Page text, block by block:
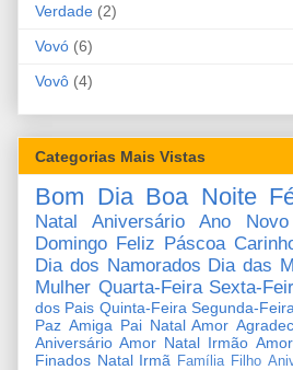
Verdade (2)
Vovó (6)
Vovô (4)
Categorias Mais Vistas
Bom Dia Boa Noite
Natal Aniversário Ano Novo
Domingo Feliz Páscoa
Dia dos Namorados Dia das
Mulher Quarta-Feira Sexta-
dos Pais Quinta-Feira Segunda-Feira
Paz Amiga Pai Natal Amor
Aniversário Amor Natal Irmão Amor
Finados Natal Irmã Família Filho